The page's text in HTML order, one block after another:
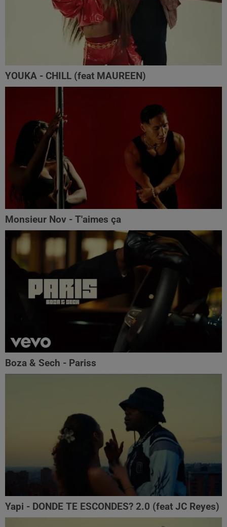
YOUKA - CHILL (feat MAUREEN)
Monsieur Nov - T'aimes ça
Boza & Sech - Pariss
Yapi - DONDE TE ESCONDES? 2.0 (feat JC Reyes)